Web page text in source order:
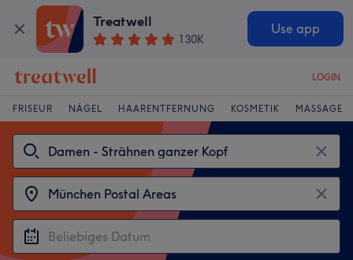
Treatwell
130K
Use app
LOGIN
FRISEUR NÄGEL HAARENTFERNUNG KOSMETIK MASSAGE